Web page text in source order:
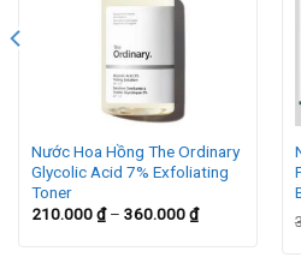
Nước Hoa Hồng The Ordinary
Glycolic Acid 7% Exfoliating
Toner
210.000₫– 360.000₫